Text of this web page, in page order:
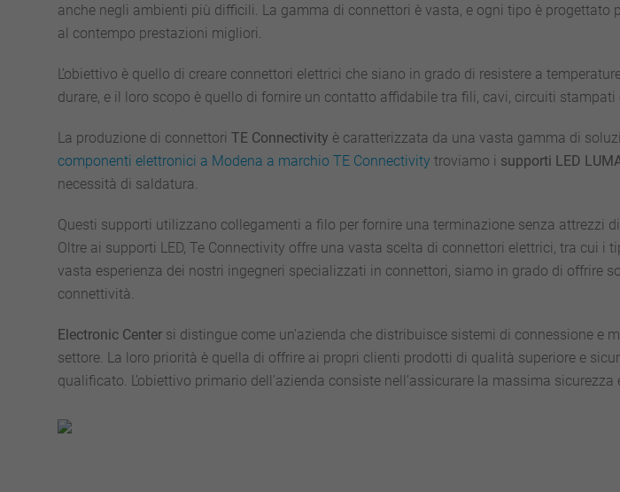
anche negli ambienti più difficili. La gamma di connettori è vasta, e ogni tipo è progettato
al contempo prestazioni migliori.
L’obiettivo è quello di creare connettori elettrici che siano in grado di resistere a
durare, e il loro scopo è quello di fornire un contatto affidabile tra fili, cavi, circuiti
La produzione di connettori TE Connectivity è caratterizzata da una vasta gamma di
componenti elettronici a Modena a marchio TE Connectivity troviamo i supporti LED
necessità di saldatura.
Questi supporti utilizzano collegamenti a filo per fornire una terminazione senza attrezzi
Oltre ai supporti LED, Te Connectivity offre una vasta scelta di connettori elettrici, tra cui i
vasta esperienza dei nostri ingegneri specializzati in connettori, siamo in grado di offrire
connettività.
Electronic Centersi distingue come un’azienda che distribuisce sistemi di connessione e
settore. La loro priorità è quella di offrire ai propri clienti prodotti di qualità superiore e
qualificato. L’obiettivo primario dell’azienda consiste nell’assicurare la massima